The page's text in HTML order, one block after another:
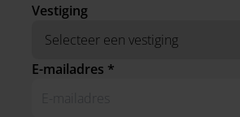
Vestiging
E-mailadres *